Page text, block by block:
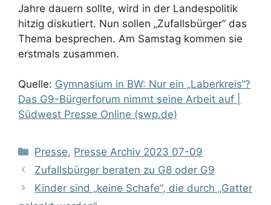
Jahre dauern sollte, wird in der Landespolitik
hitzig diskutiert. Nun sollen „Zufallsbürger“ das
Thema besprechen. Am Samstag kommen sie
erstmals zusammen.
Quelle: Gymnasium in BW: Nur ein „Laberkreis“?
Das G9-Bürgerforum nimmt seine Arbeit auf |
Südwest Presse Online (swp.de)
Kategorien
Presse, Presse Archiv 2023 07-09
Zufallsbürger beraten zu G8 oder G9
Kinder sind „keine Schafe“, die durch „Gatter